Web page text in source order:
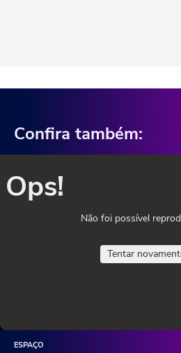
Confira também:
Ops!
Não foi possível
Tentar
ESPAÇO